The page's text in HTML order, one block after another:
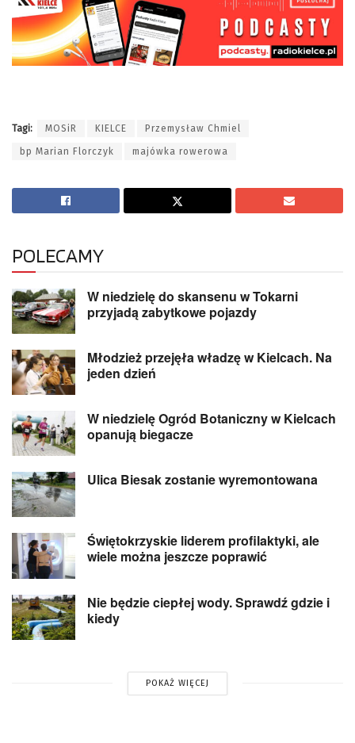
Tagi: MOSiR KIELCE Przemysław Chmiel
bp Marian Florczyk majówka rowerowa
POLECAMY
W niedzielę do skansenu w Tokarni
przyjadą zabytkowe pojazdy
Młodzież przejęła władzę w Kielcach. Na
jeden dzień
W niedzielę Ogród Botaniczny w Kielcach
opanują biegacze
Ulica Biesak zostanie wyremontowana
Świętokrzyskie liderem profilaktyki, ale
wiele można jeszcze poprawić
Nie będzie ciepłej wody. Sprawdź gdzie i
kiedy
POKAŻ WIĘCEJ